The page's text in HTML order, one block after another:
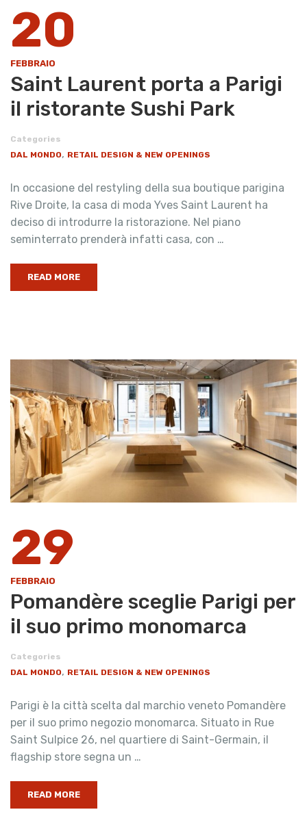
20
FEBBRAIO
Saint Laurent porta a Parigi
il ristorante Sushi Park
Categories
DAL MONDO, RETAIL DESIGN & NEW OPENINGS
In occasione del restyling della sua boutique parigina
Rive Droite, la casa di moda Yves Saint Laurent ha
deciso di introdurre la ristorazione. Nel piano
seminterrato prenderà infatti casa, con …
READ MORE
29
FEBBRAIO
Pomandère sceglie Parigi per
il suo primo monomarca
Categories
DAL MONDO, RETAIL DESIGN & NEW OPENINGS
Parigi è la città scelta dal marchio veneto Pomandère
per il suo primo negozio monomarca. Situato in Rue
Saint Sulpice 26, nel quartiere di Saint-Germain, il
flagship store segna un …
READ MORE